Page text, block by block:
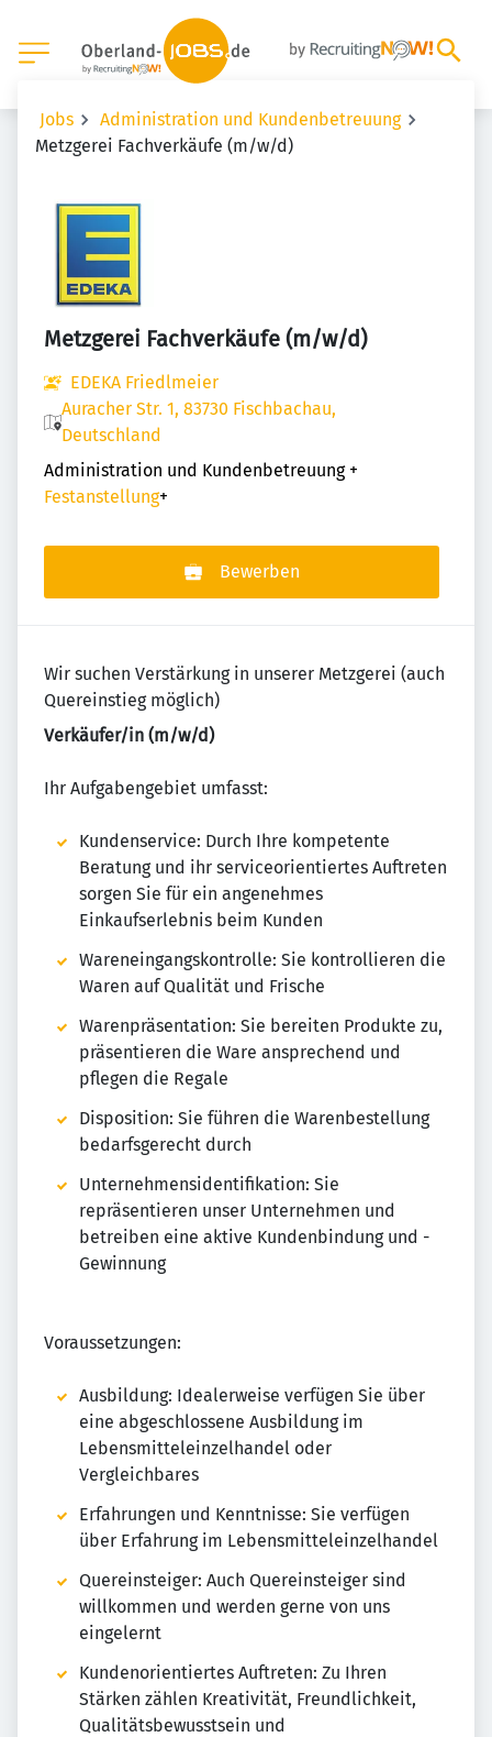
Jobs
Administration und Kundenbetreuung
Metzgerei Fachverkäufe (m/w/d)
Metzgerei Fachverkäufe (m/w/d)
EDEKA Friedlmeier
Auracher Str. 1, 83730 Fischbachau,
Deutschland
Administration und Kundenbetreuung +
Festanstellung+
Bewerben
Wir suchen Verstärkung in unserer Metzgerei (auch
Quereinstieg möglich)
Verkäufer/in (m/w/d)
Ihr Aufgabengebiet umfasst:
Kundenservice: Durch Ihre kompetente
Beratung und ihr serviceorientiertes Auftreten
sorgen Sie für ein angenehmes
Einkaufserlebnis beim Kunden
Wareneingangskontrolle: Sie kontrollieren die
Waren auf Qualität und Frische
Warenpräsentation: Sie bereiten Produkte zu,
präsentieren die Ware ansprechend und
pflegen die Regale
Disposition: Sie führen die Warenbestellung
bedarfsgerecht durch
Unternehmensidentifikation: Sie
repräsentieren unser Unternehmen und
betreiben eine aktive Kundenbindung und -
Gewinnung
Voraussetzungen:
Ausbildung: Idealerweise verfügen Sie über
eine abgeschlossene Ausbildung im
Lebensmitteleinzelhandel oder
Vergleichbares
Erfahrungen und Kenntnisse: Sie verfügen
über Erfahrung im Lebensmitteleinzelhandel
Quereinsteiger: Auch Quereinsteiger sind
willkommen und werden gerne von uns
eingelernt
Kundenorientiertes Auftreten: Zu Ihren
Stärken zählen Kreativität, Freundlichkeit,
Qualitätsbewusstsein und